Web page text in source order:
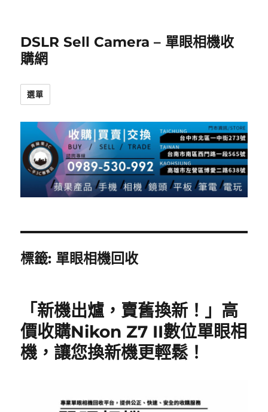
DSLR Sell Camera – 單眼相機收
購網
選單
標籤: 單眼相機回收
「新機出爐，賣舊換新！」高
價收購Nikon Z7 II數位單眼相
機，讓您換新機更輕鬆！